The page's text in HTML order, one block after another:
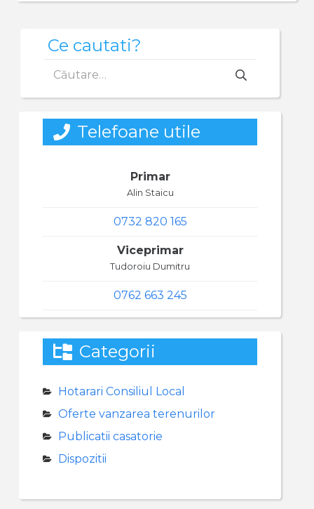
Ce cautati?
după:
Telefoane utile
Primar
Alin Staicu
0732 820 165
Viceprimar
Tudoroiu Dumitru
0762 663 245
Categorii
Hotarari Consiliul Local
Oferte vanzarea terenurilor
Publicatii casatorie
Dispozitii